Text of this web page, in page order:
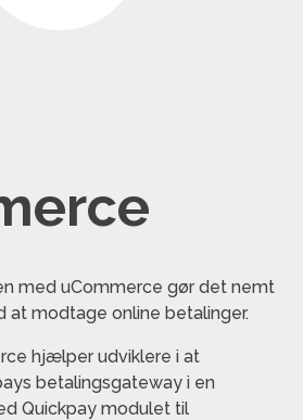
med uCommerce gør det nemt
at modtage online betalinger.
hjælper udviklere i at
betalingsgateway i en
Quickpay modulet til